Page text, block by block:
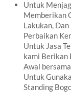
Untuk
Memberikan
Lakukan,
Perbaikan
Untuk Jasa
kami Berikan
Awal
Untuk
Standing